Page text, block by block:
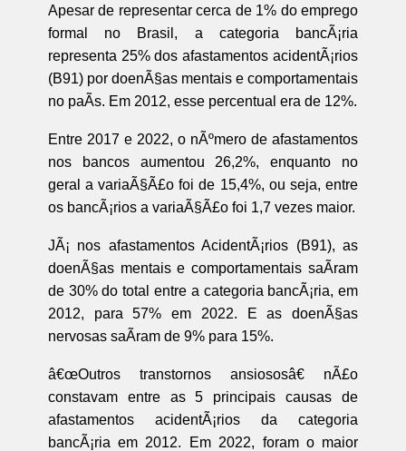
Apesar de representar cerca de 1% do emprego
formal no Brasil, a categoria bancÃ¡ria
representa 25% dos afastamentos acidentÃ¡rios
(B91) por doenÃ§as mentais e comportamentais
no paÃ­s. Em 2012, esse percentual era de 12%.
Entre 2017 e 2022, o nÃºmero de afastamentos
nos bancos aumentou 26,2%, enquanto no
geral a variaÃ§Ã£o foi de 15,4%, ou seja, entre
os bancÃ¡rios a variaÃ§Ã£o foi 1,7 vezes maior.
JÃ¡ nos afastamentos AcidentÃ¡rios (B91), as
doenÃ§as mentais e comportamentais saÃ­ram
de 30% do total entre a categoria bancÃ¡ria, em
2012, para 57% em 2022. E as doenÃ§as
nervosas saÃ­ram de 9% para 15%.
â€œOutros transtornos ansiososâ€ nÃ£o
constavam entre as 5 principais causas de
afastamentos acidentÃ¡rios da categoria
bancÃ¡ria em 2012. Em 2022, foram o maior